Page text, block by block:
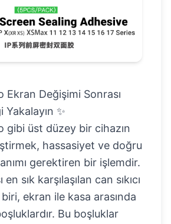
Ekran Değişimi Sonrası
✨
gibi üst düzey bir cihazın
hassasiyet ve doğru
gerektiren bir işlemdir.
sık karşılaşılan can sıkıcı
ekran ile kasa arasında
Bu boşluklar